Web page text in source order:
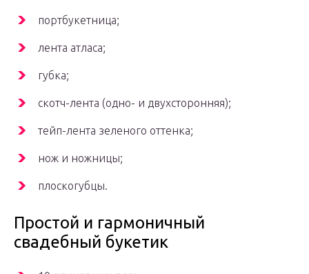
портбукетница;
лента атласа;
губка;
скотч-лента (одно- и двухсторонняя);
тейп-лента зеленого оттенка;
нож и ножницы;
плоскогубцы.
Простой и гармоничный
свадебный букетик